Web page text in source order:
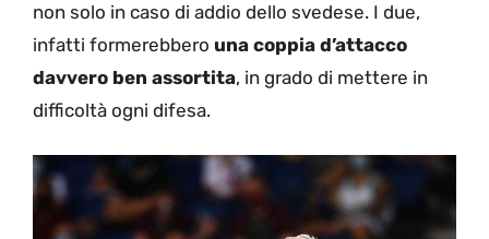
non solo in caso di addio dello svedese. I due,
infatti formerebbero una coppia d’attacco
davvero ben assortita, in grado di mettere in
difficoltà ogni difesa.